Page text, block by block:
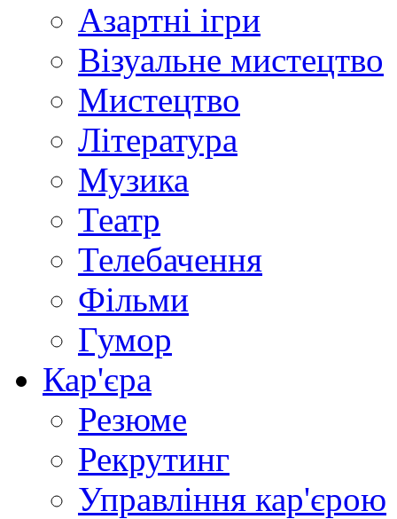
Азартні ігри
Візуальне мистецтво
Мистецтво
Література
Музика
Театр
Телебачення
Фільми
Гумор
Кар'єра
Резюме
Рекрутинг
Управління кар'єрою